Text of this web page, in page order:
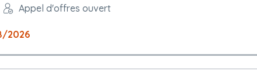
Appel d'offres ouvert
2026